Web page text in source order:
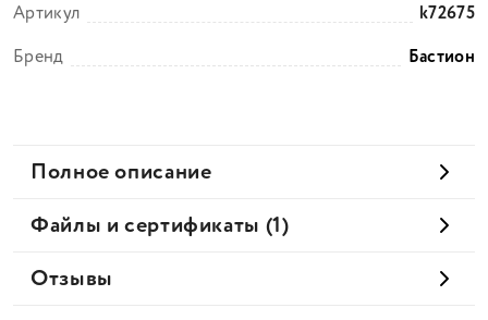
Артикул
k72675
Бренд
Бастион
Полное описание
Файлы и сертификаты (1)
Отзывы